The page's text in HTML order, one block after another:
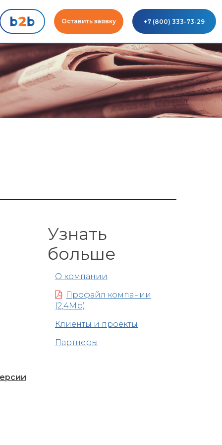
Оставить заявку +7 (800) 333-73-29
Узнать
больше
О компании
Профайл компании
(2,4Mb)
Клиенты и проекты
Партнеры